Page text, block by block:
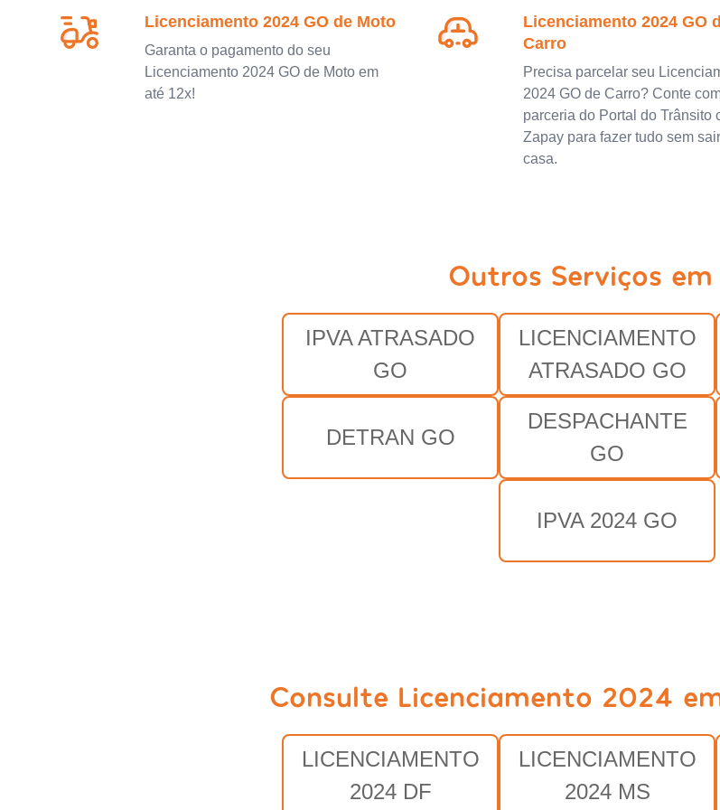
Licenciamento 2024 GO de Moto
Garanta o pagamento do seu
Licenciamento 2024 GO de Moto em
até 12x!
Licenciamento 2024 GO
Carro
Precisa parcelar seu
2024 GO de Carro? Conte
parceria do Portal do Trânsito
Zapay para fazer tudo sem
casa.
Outros Serviços em
IPVA ATRASADO
GO
LICENCIAMENTO
ATRASADO GO
DETRAN GO
DESPACHANTE
GO
IPVA 2024 GO
Consulte Licenciamento 2024
LICENCIAMENTO
2024 DF
LICENCIAMENTO
2024 MS